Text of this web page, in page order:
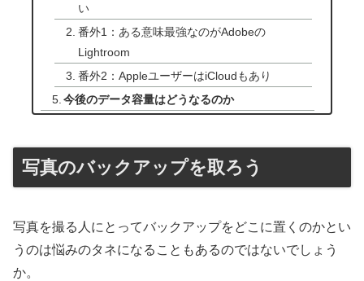
い
番外1：ある意味最強なのがAdobeの
Lightroom
番外2：AppleユーザーはiCloudもあり
今後のデータ容量はどうなるのか
写真のバックアップを取ろう
写真を撮る人にとってバックアップをどこに置くのかとい
うのは悩みのタネになることもあるのではないでしょう
か。